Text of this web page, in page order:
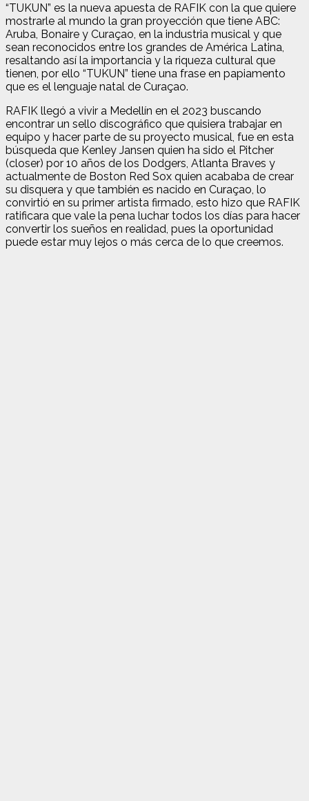
“TUKUN” es la nueva apuesta de RAFIK con la que quiere
mostrarle al mundo la gran proyección que tiene ABC:
Aruba, Bonaire y Curaçao, en la industria musical y que
sean reconocidos entre los grandes de América Latina,
resaltando así la importancia y la riqueza cultural que
tienen, por ello “TUKUN” tiene una frase en papiamento
que es el lenguaje natal de Curaçao.
RAFIK llegó a vivir a Medellín en el 2023 buscando
encontrar un sello discográfico que quisiera trabajar en
equipo y hacer parte de su proyecto musical, fue en esta
búsqueda que Kenley Jansen quien ha sido el Pitcher
(closer) por 10 años de los Dodgers, Atlanta Braves y
actualmente de Boston Red Sox quien acababa de crear
su disquera y que también es nacido en Curaçao, lo
convirtió en su primer artista firmado, esto hizo que RAFIK
ratificara que vale la pena luchar todos los días para hacer
convertir los sueños en realidad, pues la oportunidad
puede estar muy lejos o más cerca de lo que creemos.